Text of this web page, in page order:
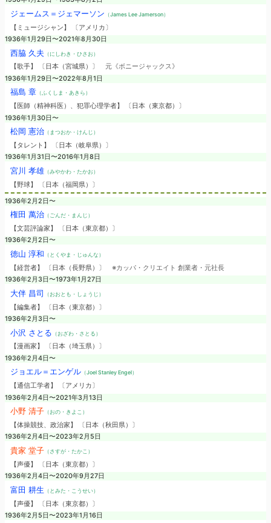
ジェームス＝ジェマーソン （James Lee Jamerson）
【ミュージシャン】 〔アメリカ〕
1936年1月29日〜2021年8月30日
西脇 久夫 （にしわき・ひさお）
【歌手】 〔日本（宮城県）〕 元《ボニージャックス》
1936年1月29日〜2022年8月1日
福島 章（ふくしま・あきら）
【医師（精神科医）、犯罪心理学者】 〔日本（東京都）〕
1936年1月30日〜
松岡 憲治（まつおか・けんじ）
【タレント】 〔日本（岐阜県）〕
1936年1月31日〜2016年1月8日
宮川 孝雄（みやかわ・たかお）
【野球】 〔日本（福岡県）〕
1936年2月2日〜
権田 萬治（ごんだ・まんじ）
【文芸評論家】 〔日本（東京都）〕
1936年2月2日〜
徳山 淳和 （とくやま・じゅんな）
【経営者】 〔日本（長野県）〕 ※カッパ・クリエイト 創業者・元社長
1936年2月3日〜1973年1月27日
大伴 昌司 （おおとも・しょうじ）
【編集者】 〔日本（東京都）〕
1936年2月3日〜
小沢 さとる （おざわ・さとる）
【漫画家】 〔日本（埼玉県）〕
1936年2月4日〜
ジョエル＝エンゲル（Joel Stanley Engel）
【通信工学者】 〔アメリカ〕
1936年2月4日〜2021年3月13日
小野 清子（おの・きよこ）
【体操競技、政治家】 〔日本（秋田県）〕
1936年2月4日〜2023年2月5日
貴家 堂子（さすが・たかこ）
【声優】 〔日本（東京都）〕
1936年2月4日〜2020年9月27日
富田 耕生 （とみた・こうせい）
【声優】 〔日本（東京都）〕
1936年2月5日〜2023年1月16日